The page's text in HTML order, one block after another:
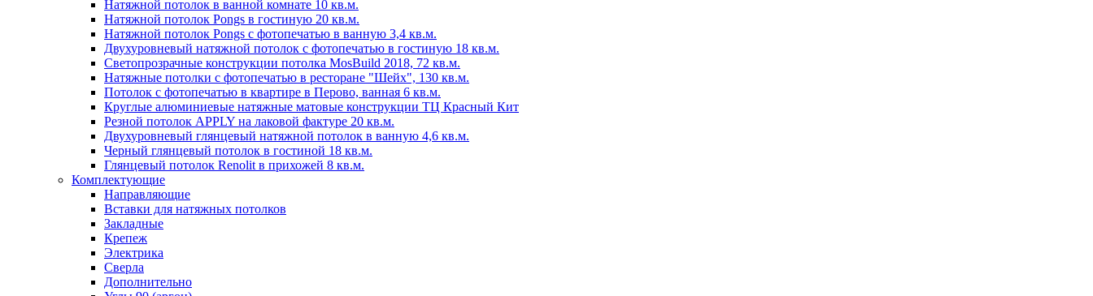
Натяжной потолок в ванной комнате 10 кв.м.
Натяжной потолок Pongs в гостиную 20 кв.м.
Натяжной потолок Pongs с фотопечатью в ванную 3,4 кв.м.
Двухуровневый натяжной потолок с фотопечатью в гостиную 18 кв.м.
Светопрозрачные конструкции потолка MosBuild 2018, 72 кв.м.
Натяжные потолки с фотопечатью в ресторане "Шейх", 130 кв.м.
Потолок с фотопечатью в квартире в Перово, ванная 6 кв.м.
Круглые алюминиевые натяжные матовые конструкции ТЦ Красный Кит
Резной потолок APPLY на лаковой фактуре 20 кв.м.
Двухуровневый глянцевый натяжной потолок в ванную 4,6 кв.м.
Черный глянцевый потолок в гостиной 18 кв.м.
Глянцевый потолок Renolit в прихожей 8 кв.м.
Комплектующие
Направляющие
Вставки для натяжных потолков
Закладные
Крепеж
Электрика
Сверла
Дополнительно